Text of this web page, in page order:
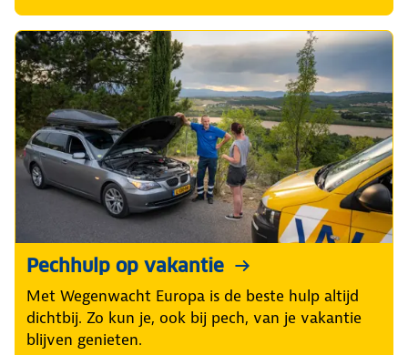
Pechhulp op vakantie
Met Wegenwacht Europa is de beste hulp altijd
dichtbij. Zo kun je, ook bij pech, van je vakantie
blijven genieten.